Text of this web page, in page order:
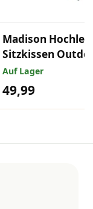
Madison
Sitzkissen
green 123x50 cm
Auf Lager
49,99